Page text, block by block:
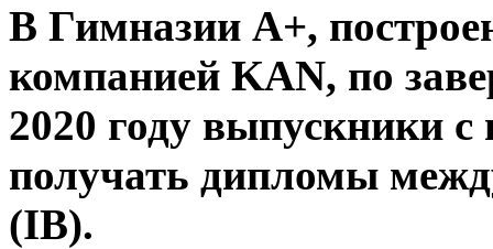
В Гимнaзии A+,
компанией KAN, по
2020 году выпускники
получать дипломы
(IB).